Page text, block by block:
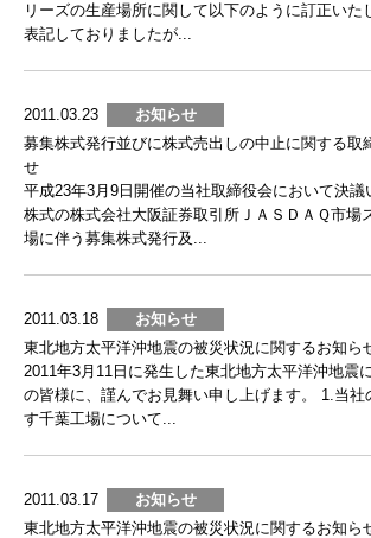
リーズの生産場所に関して以下のように訂正いた
表記しておりましたが...
2011.03.23
お知らせ
募集株式発行並びに株式売出しの中止に関する取
せ
平成23年3月9日開催の当社取締役会において決議
株式の株式会社大阪証券取引所ＪＡＳＤＡＱ市場
場に伴う募集株式発行及...
2011.03.18
お知らせ
東北地方太平洋沖地震の被災状況に関するお知ら
2011年3月11日に発生した東北地方太平洋沖地震
の皆様に、謹んでお見舞い申し上げます。 1.当社
す千葉工場について...
2011.03.17
お知らせ
東北地方太平洋沖地震の被災状況に関するお知ら